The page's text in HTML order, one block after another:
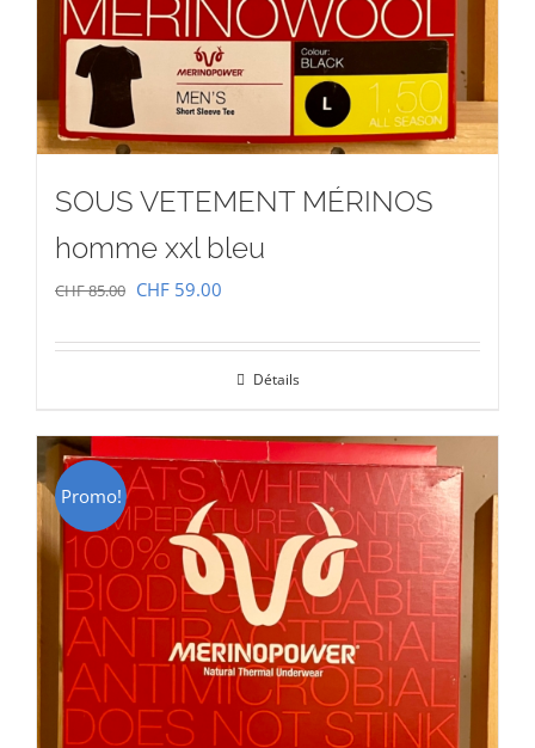
SOUS VETEMENT MÉRINOS
homme xxl bleu
CHF85.00 Le
initial
CHF 85.00.
CHF 59.00
actuel
CHF 59.00.
Détails
Promo!